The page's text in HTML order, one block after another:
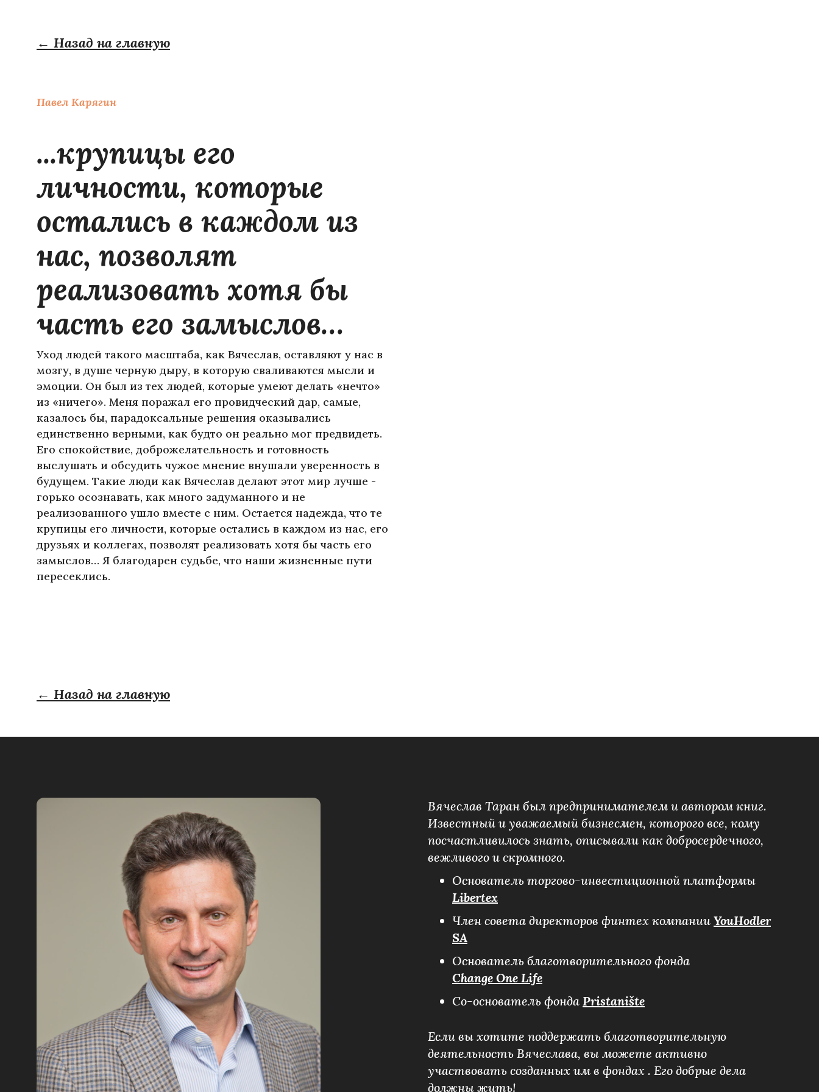
← Назад на главную
Павел Карягин
...крупицы его
личности, которые
остались в каждом из
нас, позволят
реализовать хотя бы
часть его замыслов…
Уход людей такого масштаба, как Вячеслав, оставляют у нас в
мозгу, в душе черную дыру, в которую сваливаются мысли и
эмоции. Он был из тех людей, которые умеют делать «нечто»
из «ничего». Меня поражал его провидческий дар, самые,
казалось бы, парадоксальные решения оказывались
единственно верными, как будто он реально мог предвидеть.
Его спокойствие, доброжелательность и готовность
выслушать и обсудить чужое мнение внушали уверенность в
будущем. Такие люди как Вячеслав делают этот мир лучше -
горько осознавать, как много задуманного и не
реализованного ушло вместе с ним. Остается надежда, что те
крупицы его личности, которые остались в каждом из нас, его
друзьях и коллегах, позволят реализовать хотя бы часть его
замыслов… Я благодарен судьбе, что наши жизненные пути
пересеклись.
← Назад на главную
Вячеслав Таран был предпринимателем и автором книг.
Известный и уважаемый бизнесмен, которого все, кому
посчастливилось знать, описывали как добросердечного,
вежливого и скромного.
Основатель торгово-инвестиционной платформы
Libertex
Член совета директоров финтех компании YouHodler
SA
Основатель благотворительного фонда
Change One Life
Со-основатель фонда Pristanište
Если вы хотите поддержать благотворительную
деятельность Вячеслава, вы можете активно
участвовать созданных им в фондах . Его добрые дела
должны жить!